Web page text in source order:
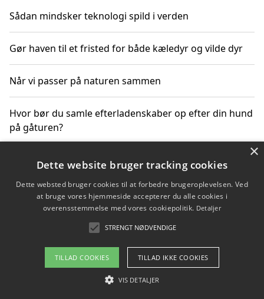
Sådan mindsker teknologi spild i verden
Gør haven til et fristed for både kæledyr og vilde dyr
Når vi passer på naturen sammen
Hvor bør du samle efterladenskaber op efter din hund
på gåturen?
Sådan rydder du effektivt op efter et stort event
Copyright 2026 - Pilanto Aps
Om / kontakt
Blog Betingelser
×
Dette website bruger tracking cookies
Dette websted bruger cookies til at forbedre brugeroplevelsen. Ved
at bruge vores hjemmeside accepterer du alle cookies i
overensstemmelse med vores cookiepolitik. Detaljer
STRENGT NØDVENDIGE
TILLAD COOKIES TILLAD IKKE COOKIES
VIS DETALJER